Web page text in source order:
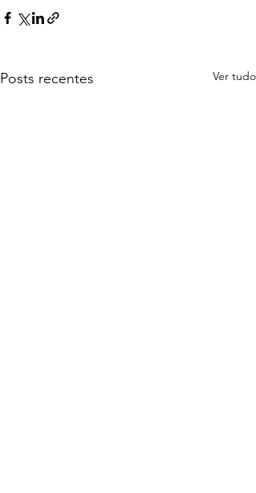
Posts recentes Ver tudo